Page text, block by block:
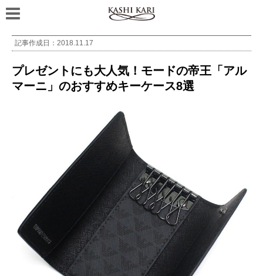
記事作成日： 2018.11.17
プレゼントにも大人気！モードの帝王「アル
マーニ」のおすすめキーケース8選